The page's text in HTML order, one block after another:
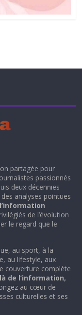
partagée pour
passionnés
deux décennies
analyses pointues
de l’évolution
le regard que le
au sport, à la
au lifestyle, aux
couverture complète
de l’information,
au cœur de
culturelles et ses